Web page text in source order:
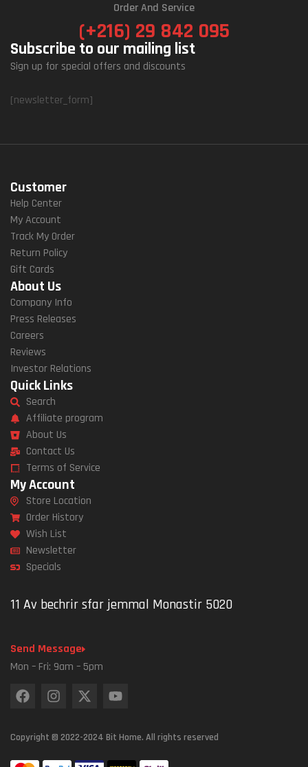
Order And Service
(+216) 29 842 095
Subscribe to our mailing list
Sign up for special offers and discounts
[newsletter_form]
Customer
Help Center
My Account
Track My Order
Return Policy
Gift Cards
About Us
Company Info
Press Releases
Careers
Reviews
Investor Relations
Quick Links
Search
Affiliate program
About Us
Contact Us
Terms of Service
My Account
Store Location
Order History
Wish List
Newsletter
Specials
11 Av bechrir sfar jemmal Monastir 5020
Send Message
Mon – Fri: 9am – 5pm
Copyright © 2022-2024 Bit Home. All rights reserved